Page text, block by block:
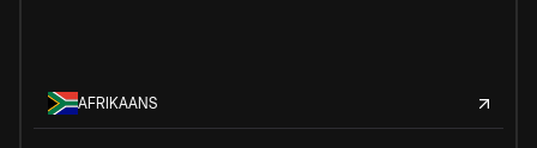
AFRIKAANS